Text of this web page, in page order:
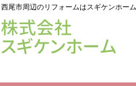
西尾市周辺のリフォームはスギケンホ